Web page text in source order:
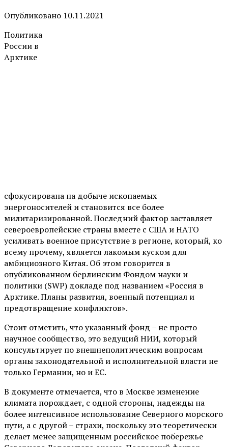
Опубликовано 10.11.2021
Политика
России в
Арктике
сфокусирована на добыче ископаемых
энергоносителей и становится все более
милитаризированной. Последний фактор заставляет
североевропейские страны вместе с США и НАТО
усиливать военное присутствие в регионе, который, ко
всему прочему, является лакомым куском для
амбициозного Китая. Об этом говорится в
опубликованном берлинским Фондом науки и
политики (SWP) докладе под названием «Россия в
Арктике. Планы развития, военный потенциал и
предотвращение конфликтов».
Стоит отметить, что указанный фонд – не просто
научное сообщество, это ведущий НИИ, который
консультирует по внешнеполитическим вопросам
органы законодательной и исполнительной власти не
только Германии, но и ЕС.
В документе отмечается, что в Москве изменение
климата порождает, с одной стороны, надежды на
более интенсивное использование Северного морского
пути, а с другой – страхи, поскольку это теоретически
делает менее защищенным российское побережье